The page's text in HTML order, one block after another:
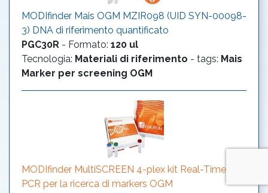
MODIfinder Mais OGM MZIR098 (UID SYN-00098-
3) DNA di riferimento quantificato
PGC30R - Formato: 120 ul
Tecnologia: Materiali di riferimento - tags: Mais
Marker per screening OGM
MODIfinder MultiSCREEN 4-plex kit Real-Time
PCR per la ricerca di markers OGM